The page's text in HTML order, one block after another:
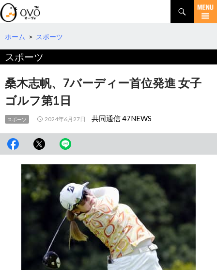
検
索
コ
テ
へ
動
ホーム > スポーツ
スポーツ
桑木志帆、7バーディー首位発進 女子
ゴルフ第1日
スポーツ 2024年6月27日 共同通信 47NEWS